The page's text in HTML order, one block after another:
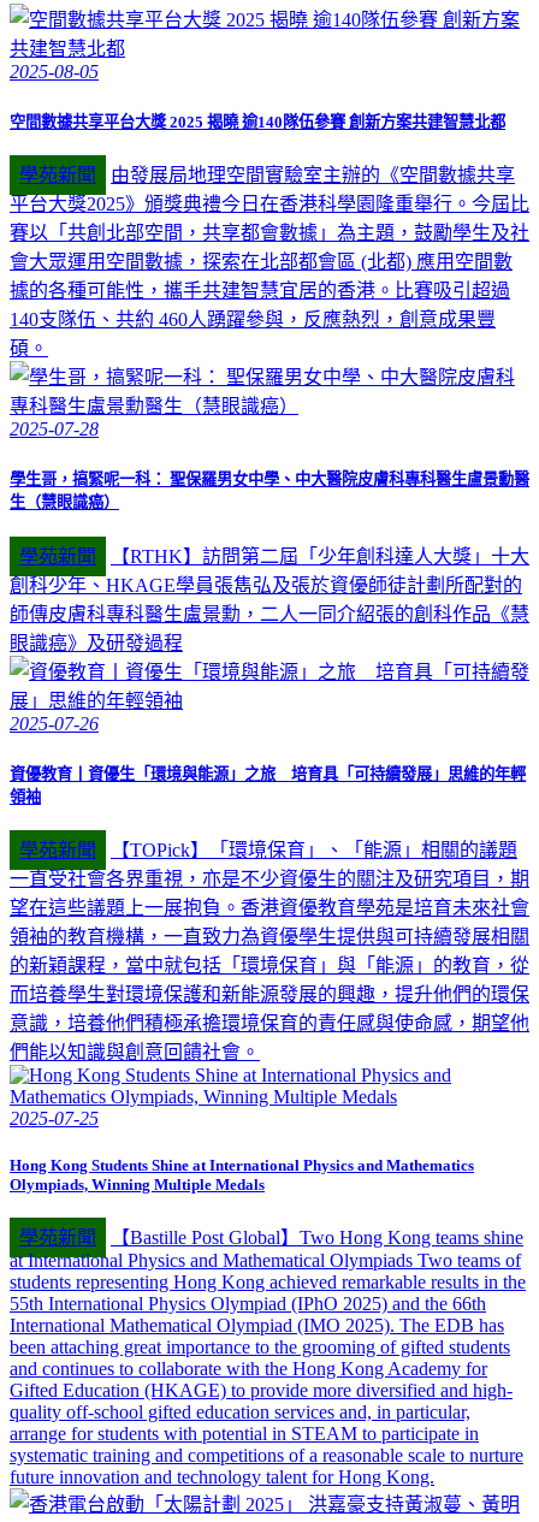
2025-08-05
空間數據共享平台大獎 2025 揭曉 逾140隊伍參賽 創新方案共建智慧北都
學苑新聞
由發展局地理空間實驗室主辦的《空間數據共享
平台大獎2025》頒獎典禮今日在香港科學園隆重舉行。今屆比
賽以「共創北部空間，共享都會數據」為主題，鼓勵學生及社
會大眾運用空間數據，探索在北部都會區 (北都) 應用空間數
據的各種可能性，攜手共建智慧宜居的香港。比賽吸引超過
140支隊伍、共約 460人踴躍參與，反應熱烈，創意成果豐
碩。
2025-07-28
學生哥，搞緊呢一科： 聖保羅男女中學、中大醫院皮膚科專科醫生盧景勳醫
生（慧眼識癌）
學苑新聞
【RTHK】訪問第二屆「少年創科達人大獎」十大
創科少年、HKAGE學員張雋弘及張於資優師徒計劃所配對的
師傳皮膚科專科醫生盧景勳，二人一同介紹張的創科作品《慧
眼識癌》及研發過程
2025-07-26
資優教育丨資優生「環境與能源」之旅 培育具「可持續發展」思維的年輕
領袖
學苑新聞
【TOPick】「環境保育」、「能源」相關的議題
一直受社會各界重視，亦是不少資優生的關注及研究項目，期
望在這些議題上一展抱負。香港資優教育學苑是培育未來社會
領袖的教育機構，一直致力為資優學生提供與可持續發展相關
的新穎課程，當中就包括「環境保育」與「能源」的教育，從
而培養學生對環境保護和新能源發展的興趣，提升他們的環保
意識，培養他們積極承擔環境保育的責任感與使命感，期望他
們能以知識與創意回饋社會。
2025-07-25
Hong Kong Students Shine at International Physics and Mathematics
Olympiads, Winning Multiple Medals
學苑新聞
【Bastille Post Global】Two Hong Kong teams shine
at International Physics and Mathematical Olympiads Two teams of
students representing Hong Kong achieved remarkable results in the
55th International Physics Olympiad (IPhO 2025) and the 66th
International Mathematical Olympiad (IMO 2025). The EDB has
been attaching great importance to the grooming of gifted students
and continues to collaborate with the Hong Kong Academy for
Gifted Education (HKAGE) to provide more diversified and high-
quality off-school gifted education services and, in particular,
arrange for students with potential in STEAM to participate in
systematic training and competitions of a reasonable scale to nurture
future innovation and technology talent for Hong Kong.